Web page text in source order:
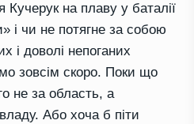
Кучерук на плаву у баталії
і чи не потягне за собою
і доволі непоганих
зовсім скоро. Поки що
не за область, а
Або хоча б піти